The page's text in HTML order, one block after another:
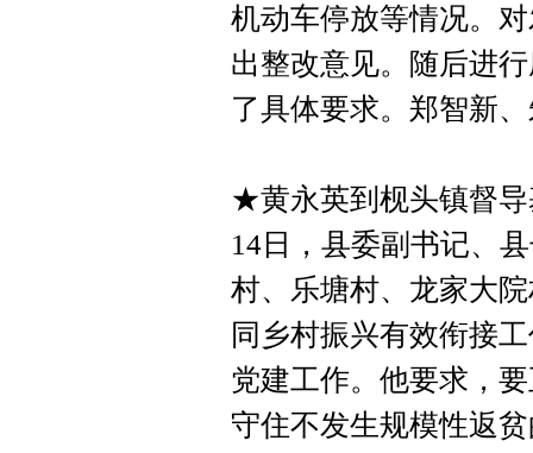
机动车停放等情况。
出整改意见。随后进
了具体要求。郑智新
★黄永英到枧头镇督
14日，县委副书记、
村、乐塘村、龙家大
同乡村振兴有效衔接
党建工作。他要求，
守住不发生规模性返